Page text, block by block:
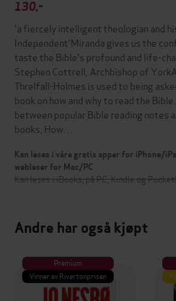
130,-
'a fiercely intelligent theologian and
Independent'Miranda gives us the
taste the Bible's profound and life-
Stephen Cottrell, Archbishop of
Threlfall-Holmes is used to being
book on how and why to read the
between popular Bible reading notes
books, How…
Kan leses i våre gratis apper for iPhone/
webleser for Mac/PC
Kan leses i iBooks, på PC, Kindle og
Andre har også kjøpt
Premium
Vinner av Rivertonprisen